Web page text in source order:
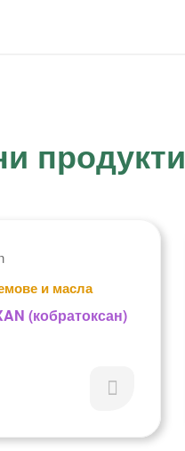
продукти
и масла
(кобратоксан)